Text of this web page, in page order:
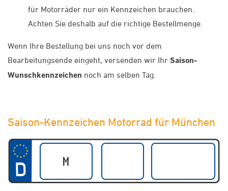
für Motorräder nur ein Kennzeichen brauchen.
Achten Sie deshalb auf die richtige Bestellmenge.
Wenn Ihre Bestellung bei uns noch vor dem
Bearbeitungsende eingeht, versenden wir Ihr Saison-
Wunschkennzeichen noch am selben Tag.
Saison-Kennzeichen Motorrad für München